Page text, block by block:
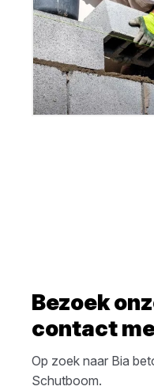
Bezoek
contact
Op zoek naar Bia
Schutboom.